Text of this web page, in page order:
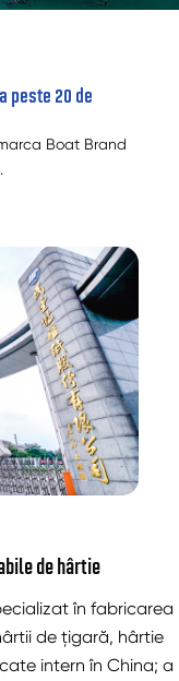
peste 20 de
Boat Brand
de hârtie
în fabricarea
de țigară, hârtie
intern în China; a